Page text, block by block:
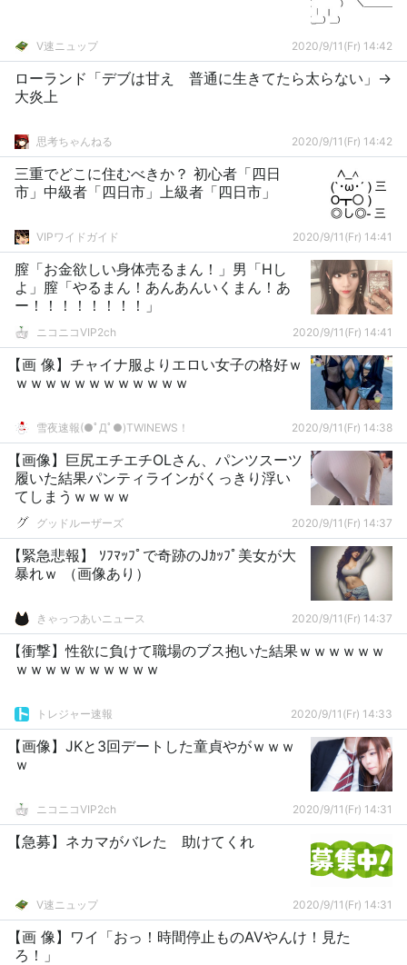
V速ニュップ 2020/9/11(Fr) 14:42
ローランド「デブは甘え 普通に生きてたら太らない」→
大炎上
思考ちゃんねる 2020/9/11(Fr) 14:42
三重でどこに住むべきか？ 初心者「四日
市」中級者「四日市」上級者「四日市」
VIPワイドガイド 2020/9/11(Fr) 14:41
膣「お金欲しい身体売るまん！」男「Hし
よ」膣「やるまん！あんあんいくまん！あ
ー！！！！！！！！」
ニコニコVIP2ch 2020/9/11(Fr) 14:41
【画 像】チャイナ服よりエロい女子の格好ｗ
ｗｗｗｗｗｗｗｗｗｗｗｗ
雪夜速報(●ﾟДﾟ●)TWINEWS！ 2020/9/11(Fr) 14:38
【画像】巨尻エチエチOLさん、パンツスーツ
履いた結果パンティラインがくっきり浮い
てしまうｗｗｗｗ
グッドルーザーズ 2020/9/11(Fr) 14:37
【緊急悲報】 ｿﾌﾏｯﾌﾟで奇跡のJｶｯﾌﾟ美女が大
暴れｗ （画像あり）
きゃっつあいニュース 2020/9/11(Fr) 14:37
【衝撃】性欲に負けて職場のブス抱いた結果ｗｗｗｗｗｗ
ｗｗｗｗｗｗｗｗｗｗ
トレジャー速報 2020/9/11(Fr) 14:33
【画像】JKと3回デートした童貞やがｗｗｗ
ｗ
ニコニコVIP2ch 2020/9/11(Fr) 14:31
【急募】ネカマがバレた 助けてくれ
V速ニュップ 2020/9/11(Fr) 14:31
【画 像】ワイ「おっ！時間停止ものAVやんけ！見た
ろ！」